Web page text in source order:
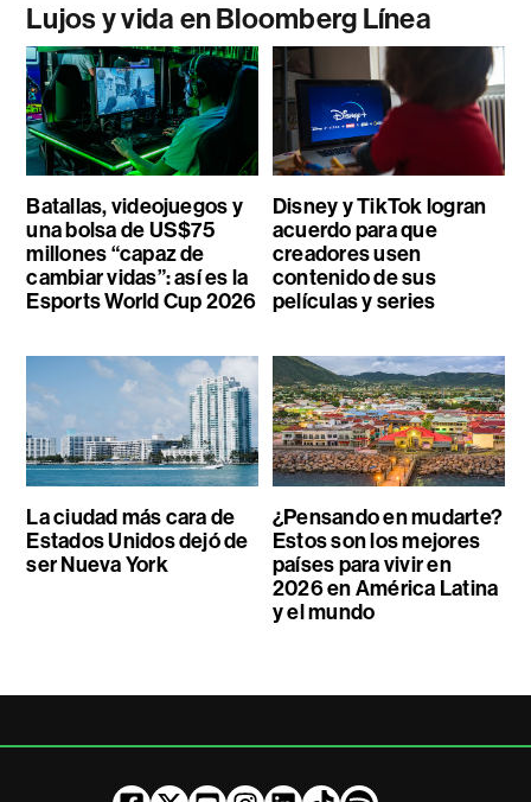
Lujos y vida en Bloomberg Línea
Batallas, videojuegos y
una bolsa de US$75
millones “capaz de
cambiar vidas”: así es la
Esports World Cup 2026
Disney y TikTok logran
acuerdo para que
creadores usen
contenido de sus
películas y series
La ciudad más cara de
Estados Unidos dejó de
ser Nueva York
¿Pensando en mudarte?
Estos son los mejores
países para vivir en
2026 en América Latina
y el mundo